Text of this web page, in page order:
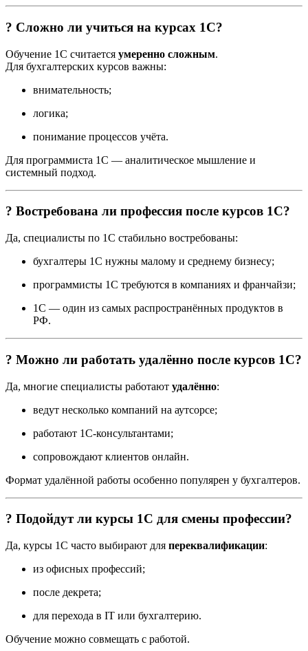
? Сложно ли учиться на курсах 1С?
Обучение 1С считается умеренно сложным.
Для бухгалтерских курсов важны:
внимательность;
логика;
понимание процессов учёта.
Для программиста 1С — аналитическое мышление и
системный подход.
? Востребована ли профессия после курсов 1С?
Да, специалисты по 1С стабильно востребованы:
бухгалтеры 1С нужны малому и среднему бизнесу;
программисты 1С требуются в компаниях и франчайзи;
1С — один из самых распространённых продуктов в
РФ.
? Можно ли работать удалённо после курсов 1С?
Да, многие специалисты работают удалённо:
ведут несколько компаний на аутсорсе;
работают 1С-консультантами;
сопровождают клиентов онлайн.
Формат удалённой работы особенно популярен у бухгалтеров.
? Подойдут ли курсы 1С для смены профессии?
Да, курсы 1С часто выбирают для переквалификации:
из офисных профессий;
после декрета;
для перехода в IT или бухгалтерию.
Обучение можно совмещать с работой.